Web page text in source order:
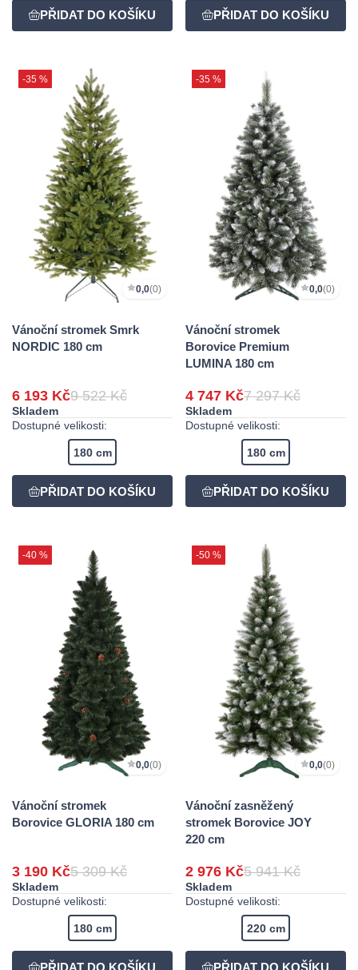
-35 %
0,0(0)
Vánoční stromek Smrk
NORDIC 180 cm
6 193 Kč9 522 Kč
Skladem
Dostupné velikosti:
180 cm
-35 %
0,0(0)
Vánoční stromek
Borovice Premium
LUMINA 180 cm
4 747 Kč7 297 Kč
Skladem
Dostupné velikosti:
180 cm
-40 %
0,0(0)
Vánoční stromek
Borovice GLORIA 180 cm
3 190 Kč5 309 Kč
Skladem
Dostupné velikosti:
180 cm
-50 %
0,0(0)
Vánoční zasněžený
stromek Borovice JOY
220 cm
2 976 Kč5 941 Kč
Skladem
Dostupné velikosti:
220 cm